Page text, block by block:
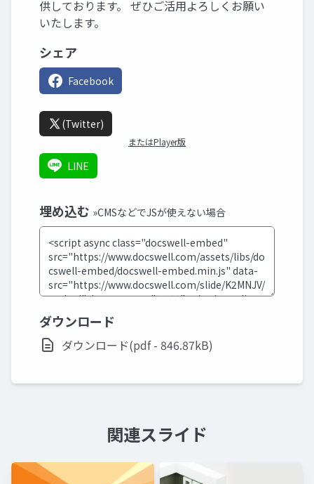
供しております。 ぜひご活用よろしくお願い
いたします。
シェア
Facebook
(Twitter)
またはPlayer版
LINE
埋め込む »CMSなどでJSが使えない場合
ダウンロード
ダウンロード(pdf - 846.87kB)
関連スライド